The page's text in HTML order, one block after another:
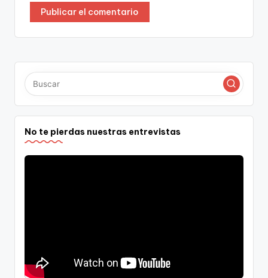
No te pierdas nuestras entrevistas